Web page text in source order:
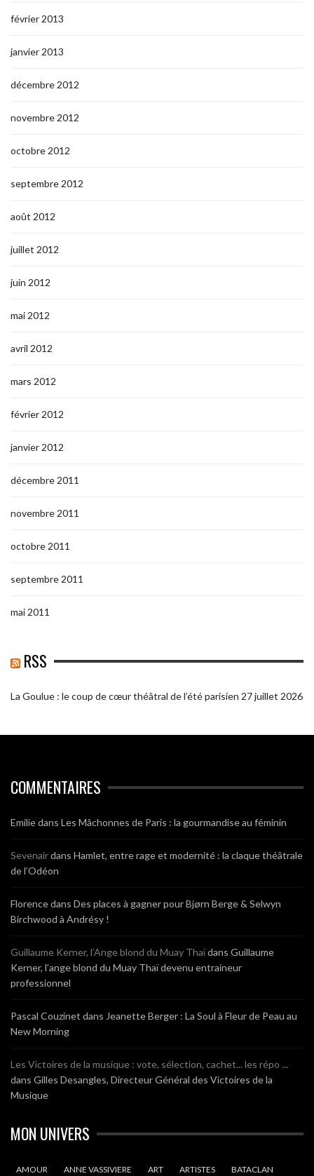
février 2013
janvier 2013
décembre 2012
novembre 2012
octobre 2012
septembre 2012
août 2012
juillet 2012
juin 2012
mai 2012
avril 2012
mars 2012
février 2012
janvier 2012
décembre 2011
novembre 2011
octobre 2011
septembre 2011
mai 2011
RSS
La Goulue : le coup de cœur théâtral de l’été parisien 27 juillet 2026
COMMENTAIRES
Emiliedans Les Mâchonnes de Paris : la gourmandise au féminin
Sevenairdans Hamlet, entre rage et modernité : la claque théâtrale
de l’Odéon
Florencedans Des places à gagner pour Bjørn Berge & Selwyn
Birchwood à Andrésy !
Guillaume Kerner, l’Ange blond du Muay Thaïdans Guillaume
Kerner, l’ange blond du Muay Thaï devenu entraineur
professionnel
Pascal Couzinet dans Jeanette Berger : La Soul à Fleur de Peau au
New Morning
Les Victoires de la musique : vote, sélection, cachet... les répo ...
dans Gilles Desangles, Directeur Général des Victoires de la
Musique
MON UNIVERS
AMOUR ANNE VASSIVIERE ART ARTISTES BATACLAN